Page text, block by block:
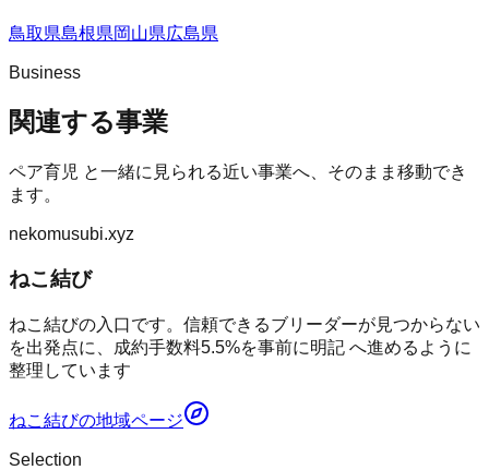
鳥取県島根県岡山県広島県
Business
関連する事業
ペア育児 と一緒に見られる近い事業へ、そのまま移動でき
ます。
nekomusubi.xyz
ねこ結び
ねこ結びの入口です。信頼できるブリーダーが見つからない
を出発点に、成約手数料5.5%を事前に明記 へ進めるように
整理しています
ねこ結びの地域ページ
Selection